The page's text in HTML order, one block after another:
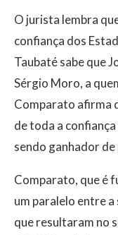
O jurista lembra
confiança dos
Taubaté sabe que
Sérgio Moro, a
Comparato afirma
de toda a
sendo ganhador
Comparato, que é
um paralelo entre
que resultaram no